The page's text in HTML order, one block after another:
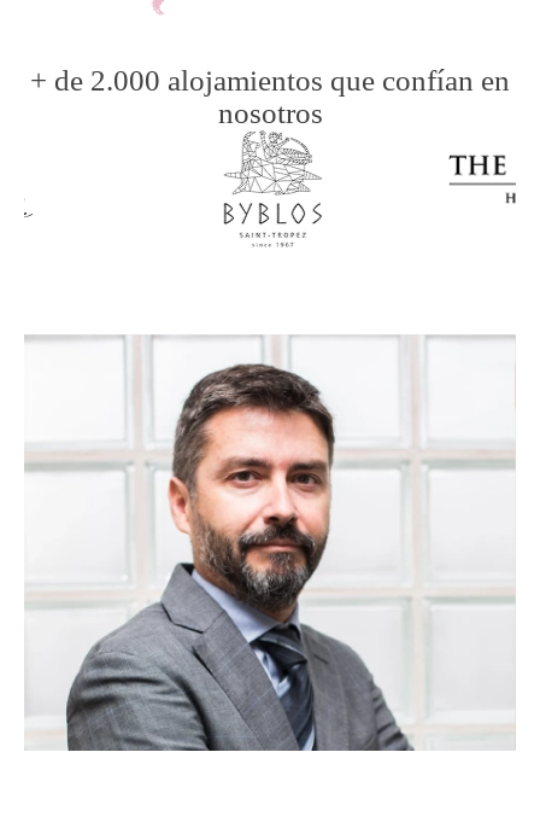
+ de 2.000 alojamientos que confían en
nosotros